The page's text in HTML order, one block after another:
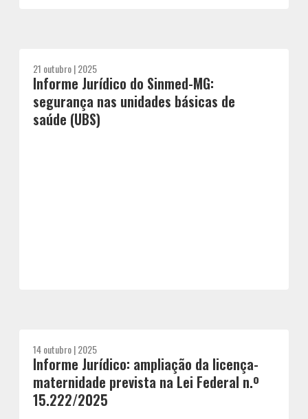
21 outubro | 2025
Informe Jurídico do Sinmed-MG:
segurança nas unidades básicas de
saúde (UBS)
14 outubro | 2025
Informe Jurídico: ampliação da licença-
maternidade prevista na Lei Federal n.º
15.222/2025